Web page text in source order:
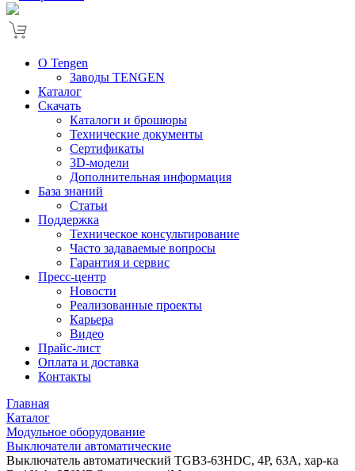
О Tengen
Заводы TENGEN
Каталог
Скачать
Каталоги и брошюры
Технические документы
Сертификаты
3D-модели
Дополнительная информация
База знаний
Статьи
Поддержка
Техническое консультирование
Часто задаваемые вопросы
Гарантия и сервис
Пресс-центр
Новости
Реализованные проекты
Карьера
Видео
Прайс-лист
Оплата и доставка
Контакты
Главная
Каталог
Модульное оборудование
Выключатели автоматические
Выключатель автоматический TGB3-63HDC, 4P, 63A, хар-ка